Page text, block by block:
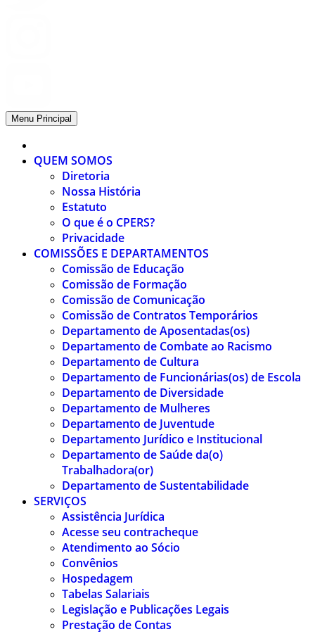
Menu Principal
QUEM SOMOS
Diretoria
Nossa História
Estatuto
O que é o CPERS?
Privacidade
COMISSÕES E DEPARTAMENTOS
Comissão de Educação
Comissão de Formação
Comissão de Comunicação
Comissão de Contratos Temporários
Departamento de Aposentadas(os)
Departamento de Combate ao Racismo
Departamento de Cultura
Departamento de Funcionárias(os) de Escola
Departamento de Diversidade
Departamento de Mulheres
Departamento de Juventude
Departamento Jurídico e Institucional
Departamento de Saúde da(o)
Trabalhadora(or)
Departamento de Sustentabilidade
SERVIÇOS
Assistência Jurídica
Acesse seu contracheque
Atendimento ao Sócio
Convênios
Hospedagem
Tabelas Salariais
Legislação e Publicações Legais
Prestação de Contas